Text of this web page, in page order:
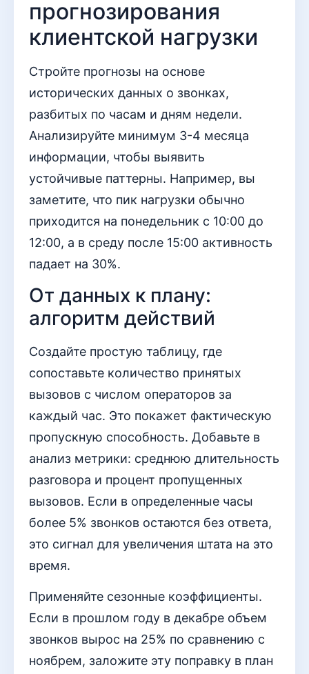
прогнозирования
клиентской нагрузки
Стройте прогнозы на основе
исторических данных о звонках,
разбитых по часам и дням недели.
Анализируйте минимум 3-4 месяца
информации, чтобы выявить
устойчивые паттерны. Например, вы
заметите, что пик нагрузки обычно
приходится на понедельник с 10:00 до
12:00, а в среду после 15:00 активность
падает на 30%.
От данных к плану:
алгоритм действий
Создайте простую таблицу, где
сопоставьте количество принятых
вызовов с числом операторов за
каждый час. Это покажет фактическую
пропускную способность. Добавьте в
анализ метрики: среднюю длительность
разговора и процент пропущенных
вызовов. Если в определенные часы
более 5% звонков остаются без ответа,
это сигнал для увеличения штата на это
время.
Применяйте сезонные коэффициенты.
Если в прошлом году в декабре объем
звонков вырос на 25% по сравнению с
ноябрем, заложите эту поправку в план